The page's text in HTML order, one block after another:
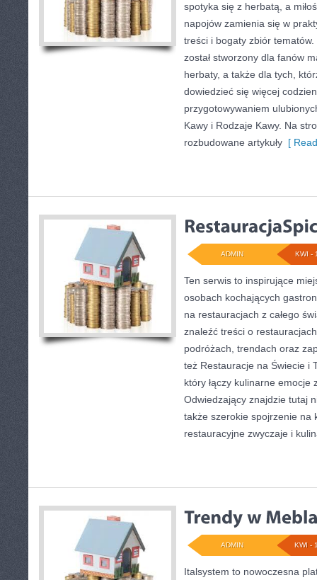
spotyka się z herbatą, a
napojów zamienia się w
treści i bogaty zbiór
został stworzony dla fanów
herbaty, a także dla tych,
dowiedzieć się więcej
przygotowywaniem
Kawy i Rodzaje Kawy. Na
rozbudowane artykuły [
KWI -
ADMIN
Ten serwis to inspirujące
osobach kochających
na restauracjach z całego
znaleźć treści o
podróżach, trendach oraz
też Restauracje na Świecie i
który łączy kulinarne emocje
Odwiedzający znajdzie tutaj
także szerokie spojrzenie na
restauracyjne zwyczaje i
KWI -
ADMIN
Italsystem to nowoczesna